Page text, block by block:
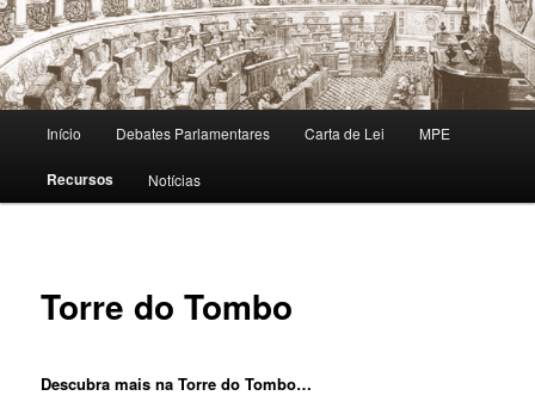
principal
Início Debates Parlamentares Carta de Lei MPE
Recursos Notícias
Torre do Tombo
Descubra mais na Torre do Tombo…